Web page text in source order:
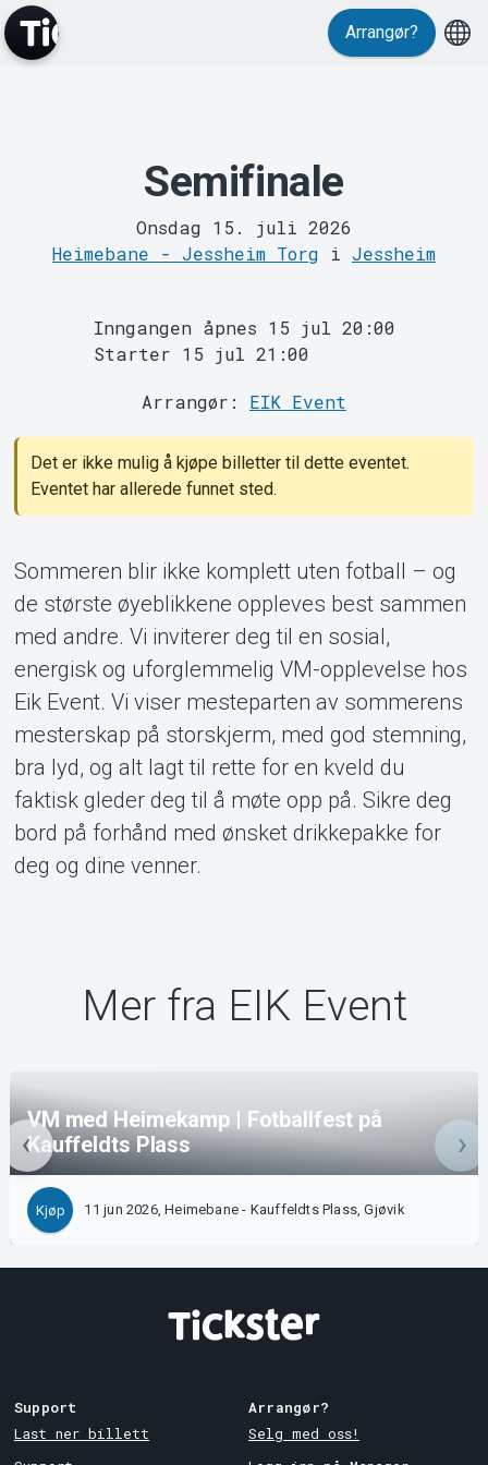
MyTickster
Support
Arrangør?
Semifinale
Onsdag 15. juli 2026
Heimebane - Jessheim Torg i Jessheim
Inngangen åpnes 15 jul 20:00
Starter 15 jul 21:00
Arrangør: EIK Event
Det er ikke mulig å kjøpe billetter til dette eventet.
Eventet har allerede funnet sted.
Sommeren blir ikke komplett uten fotball – og
de største øyeblikkene oppleves best sammen
med andre. Vi inviterer deg til en sosial,
energisk og uforglemmelig VM-opplevelse hos
Eik Event. Vi viser mesteparten av sommerens
mesterskap på storskjerm, med god stemning,
bra lyd, og alt lagt til rette for en kveld du
faktisk gleder deg til å møte opp på. Sikre deg
bord på forhånd med ønsket drikkepakke for
deg og dine venner.
Mer fra EIK Event
VM med Heimekamp | Fotballfest på
Kauffeldts Plass
Kjøp 11 jun 2026, Heimebane - Kauffeldts Plass, Gjøvik
Support
Last ner billett
Arrangør?
Selg med oss!